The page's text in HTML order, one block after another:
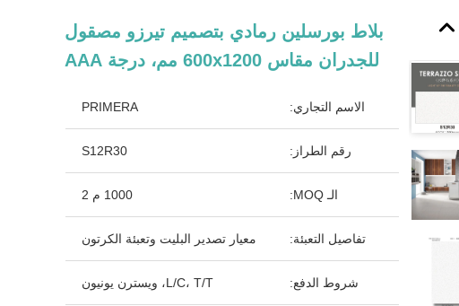
بلاط بورسلين رمادي بتصميم تيرزو مصقول
للجدران مقاس 600x1200 مم، درجة AAA
الاسم التجاري: PRIMERA
رقم الطراز: S12R30
الـ MOQ: 1000 م 2
تفاصيل التعبئة: معيار تصدير البليت وتعبئة الكرتون
شروط الدفع: L/C، T/T، ويسترن يونيون